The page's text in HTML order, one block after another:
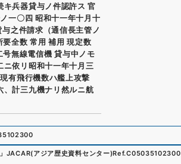
キ兵器貸与ノ件認許ス 官
一〇四 昭和十一年十月十
之件請求（通信長主管ノ
全数 常用 補用 現定数
無線電信機 貸与中ノモ
ニ依リ昭和十一年十月三
有飛行機数ハ艦上攻撃
、計三九機ナリ然ルニ航
」 JACAR(アジア歴史資料センター)Ref.C05035102300